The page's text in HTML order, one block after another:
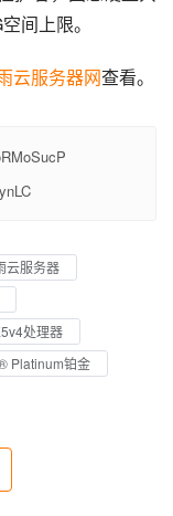
间上限。
云服务器网查看。
云服务器
处理器
Platinum铂金